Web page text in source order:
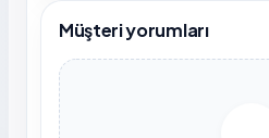
Müşteri yorumları